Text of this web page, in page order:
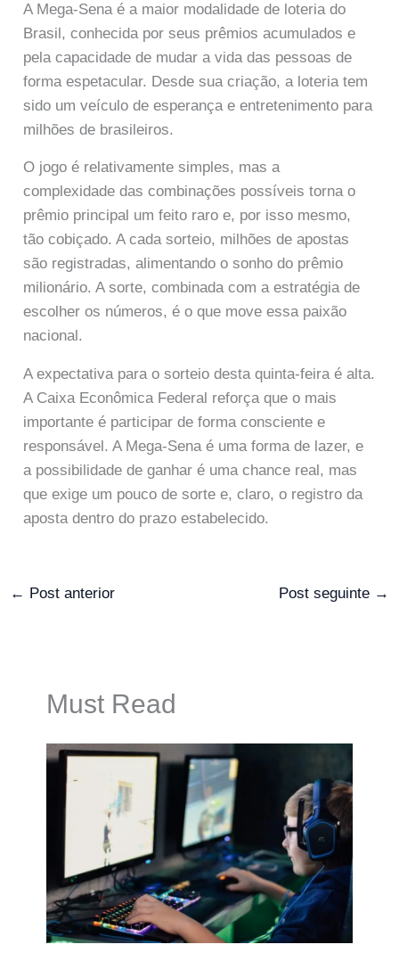
A Mega-Sena é a maior modalidade de loteria do
Brasil, conhecida por seus prêmios acumulados e
pela capacidade de mudar a vida das pessoas de
forma espetacular. Desde sua criação, a loteria tem
sido um veículo de esperança e entretenimento para
milhões de brasileiros.
O jogo é relativamente simples, mas a
complexidade das combinações possíveis torna o
prêmio principal um feito raro e, por isso mesmo,
tão cobiçado. A cada sorteio, milhões de apostas
são registradas, alimentando o sonho do prêmio
milionário. A sorte, combinada com a estratégia de
escolher os números, é o que move essa paixão
nacional.
A expectativa para o sorteio desta quinta-feira é alta.
A Caixa Econômica Federal reforça que o mais
importante é participar de forma consciente e
responsável. A Mega-Sena é uma forma de lazer, e
a possibilidade de ganhar é uma chance real, mas
que exige um pouco de sorte e, claro, o registro da
aposta dentro do prazo estabelecido.
← Post anterior Post seguinte →
Must Read